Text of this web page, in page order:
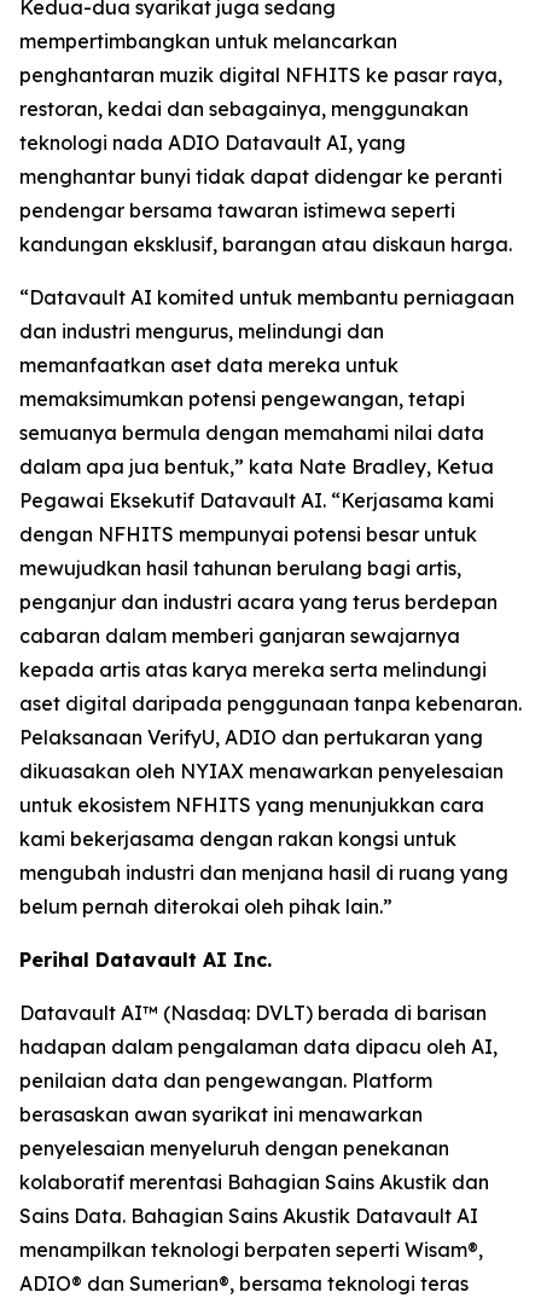
Kedua-dua syarikat juga sedang
mempertimbangkan untuk melancarkan
penghantaran muzik digital NFHITS ke pasar raya,
restoran, kedai dan sebagainya, menggunakan
teknologi nada ADIO Datavault AI, yang
menghantar bunyi tidak dapat didengar ke peranti
pendengar bersama tawaran istimewa seperti
kandungan eksklusif, barangan atau diskaun harga.
“Datavault AI komited untuk membantu perniagaan
dan industri mengurus, melindungi dan
memanfaatkan aset data mereka untuk
memaksimumkan potensi pengewangan, tetapi
semuanya bermula dengan memahami nilai data
dalam apa jua bentuk,” kata Nate Bradley, Ketua
Pegawai Eksekutif Datavault AI. “Kerjasama kami
dengan NFHITS mempunyai potensi besar untuk
mewujudkan hasil tahunan berulang bagi artis,
penganjur dan industri acara yang terus berdepan
cabaran dalam memberi ganjaran sewajarnya
kepada artis atas karya mereka serta melindungi
aset digital daripada penggunaan tanpa kebenaran.
Pelaksanaan VerifyU, ADIO dan pertukaran yang
dikuasakan oleh NYIAX menawarkan penyelesaian
untuk ekosistem NFHITS yang menunjukkan cara
kami bekerjasama dengan rakan kongsi untuk
mengubah industri dan menjana hasil di ruang yang
belum pernah diterokai oleh pihak lain.”
Perihal Datavault AI Inc.
Datavault AI™ (Nasdaq: DVLT) berada di barisan
hadapan dalam pengalaman data dipacu oleh AI,
penilaian data dan pengewangan. Platform
berasaskan awan syarikat ini menawarkan
penyelesaian menyeluruh dengan penekanan
kolaboratif merentasi Bahagian Sains Akustik dan
Sains Data. Bahagian Sains Akustik Datavault AI
menampilkan teknologi berpaten seperti Wisam®,
ADIO® dan Sumerian®, bersama teknologi teras